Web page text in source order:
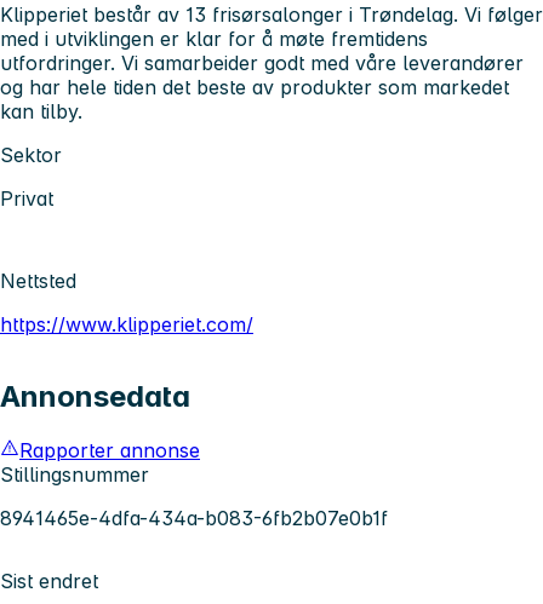
Klipperiet består av 13 frisørsalonger i Trøndelag. Vi følger
med i utviklingen er klar for å møte fremtidens
utfordringer. Vi samarbeider godt med våre leverandører
og har hele tiden det beste av produkter som markedet
kan tilby.
Sektor
Privat
Nettsted
https://www.klipperiet.com/
Annonsedata
Rapporter annonse
Stillingsnummer
8941465e-4dfa-434a-b083-6fb2b07e0b1f
Sist endret